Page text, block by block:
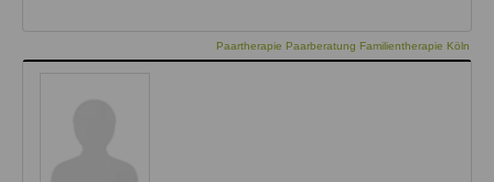
Paartherapie Paarberatung Familientherapie Köln